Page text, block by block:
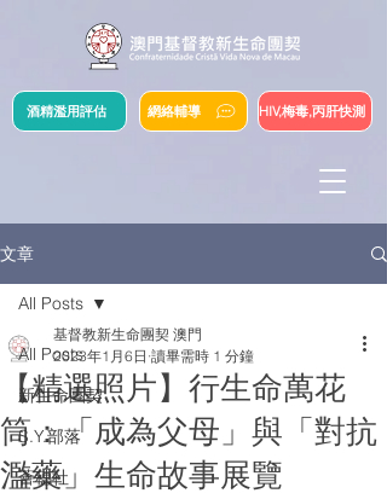
網絡輔導
酒精濫用評估 HIV,梅毒,丙肝快測
文章
All Posts
新生命團契
S.Y.部落
薈穗社
All Posts
【精選照片】行生命萬花
筒：「成為父母」與「對抗
濫藥」生命故事展覽
基督教新生命團契 澳門
2023年1月6日 讀畢需時 1 分鐘